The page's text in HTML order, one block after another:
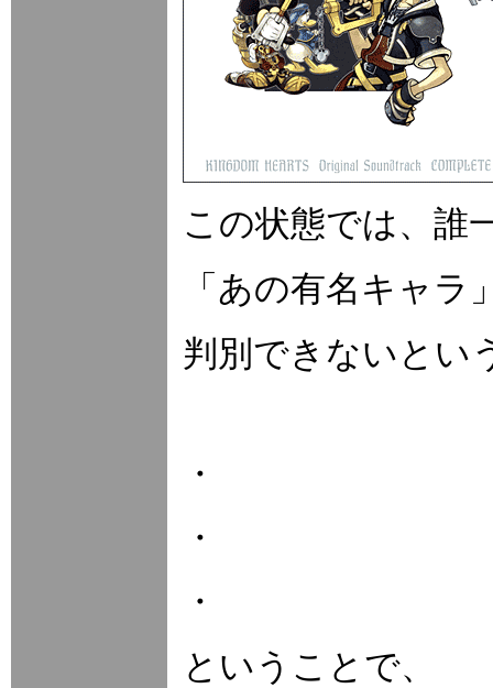
この状態では、誰
「あの有名キャ
判別できないとい
・
・
・
ということで、